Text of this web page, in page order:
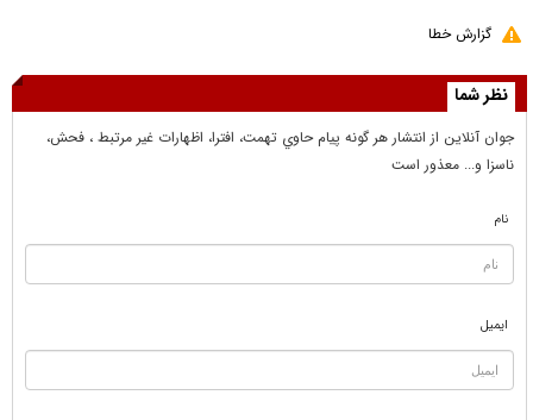
گزارش خطا
نظر شما
جوان آنلاين از انتشار هر گونه پيام حاوي تهمت، افترا، اظهارات غير مرتبط ، فحش،
ناسزا و... معذور است
نام
ایمیل